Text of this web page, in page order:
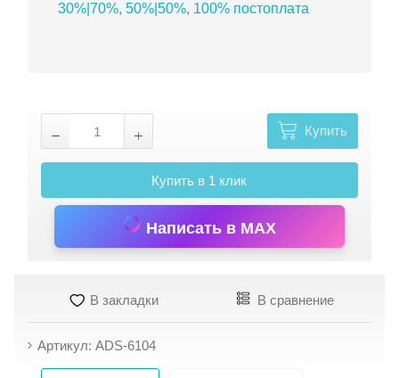
30%|70%, 50%|50%, 100% постоплата
Купить
Купить в 1 клик
Написать в MAX
В закладки В сравнение
Артикул: ADS-6104